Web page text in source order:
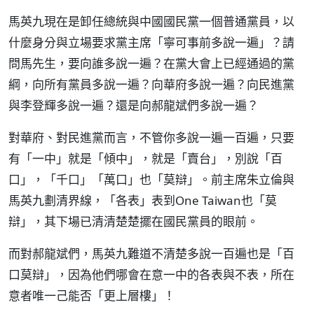
馬英九現在是卸任總統與中國國民黨一個普通黨員，以
什麼身分與立場要求黨主席「寧可事前多說一遍」？請
問馬先生，要向誰多說一遍？在黨大會上已經通過的黨
綱，向所有黨員多說一遍？向華府多說一遍？向民進黨
與李登輝多說一遍？還是向郝龍斌們多說一遍？
對華府、對民進黨而言，不管你多說一遍一百遍，只要
有「一中」就是「傾中」，就是「賣台」，別說「百
口」，「千口」「萬口」也「莫辯」。前主席朱立倫與
馬英九劃清界線，「各表」表到One Taiwan也「莫
辯」，其下場已清清楚楚擺在國民黨員的眼前。
而對郝龍斌們，馬英九難道不清楚多說一百遍也是「百
口莫辯」，因為他們哪會在意一中的各表與不表，所在
意者唯一己能否「更上層樓」！